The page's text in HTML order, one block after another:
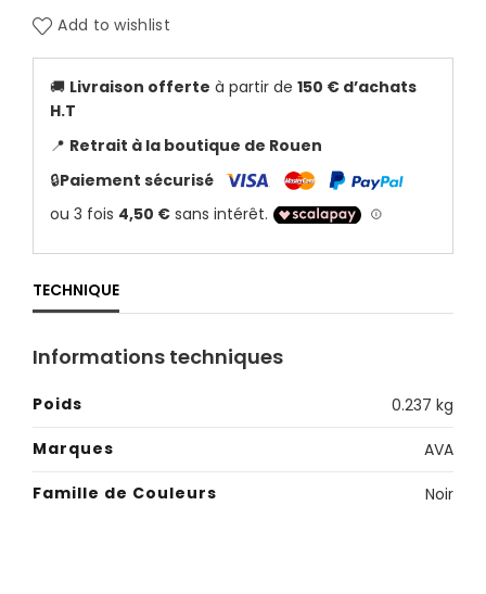
Add to wishlist
🚚 Livraison offerte à partir de 150 € d’achats
H.T
📍 Retrait à la boutique de Rouen
🔒Paiement sécurisé
TECHNIQUE
Informations techniques
Poids
0.237 kg
Marques
AVA
Famille de Couleurs
Noir